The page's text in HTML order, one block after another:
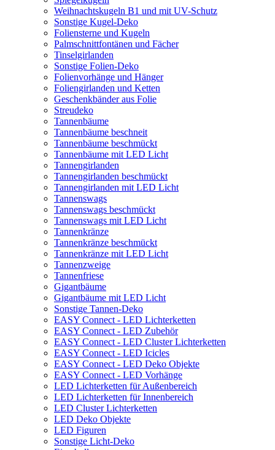
Weihnachtskugeln B1 und mit UV-Schutz
Sonstige Kugel-Deko
Foliensterne und Kugeln
Palmschnittfontänen und Fächer
Tinselgirlanden
Sonstige Folien-Deko
Folienvorhänge und Hänger
Foliengirlanden und Ketten
Geschenkbänder aus Folie
Streudeko
Tannenbäume
Tannenbäume beschneit
Tannenbäume beschmückt
Tannenbäume mit LED Licht
Tannengirlanden
Tannengirlanden beschmückt
Tannengirlanden mit LED Licht
Tannenswags
Tannenswags beschmückt
Tannenswags mit LED Licht
Tannenkränze
Tannenkränze beschmückt
Tannenkränze mit LED Licht
Tannenzweige
Tannenfriese
Gigantbäume
Gigantbäume mit LED Licht
Sonstige Tannen-Deko
EASY Connect - LED Lichterketten
EASY Connect - LED Zubehör
EASY Connect - LED Cluster Lichterketten
EASY Connect - LED Icicles
EASY Connect - LED Deko Objekte
EASY Connect - LED Vorhänge
LED Lichterketten für Außenbereich
LED Lichterketten für Innenbereich
LED Cluster Lichterketten
LED Deko Objekte
LED Figuren
Sonstige Licht-Deko